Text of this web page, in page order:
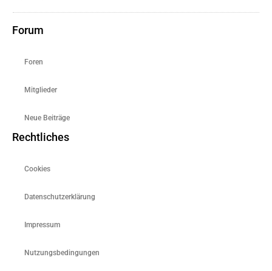
Forum
Foren
Mitglieder
Neue Beiträge
Rechtliches
Cookies
Datenschutzerklärung
Impressum
Nutzungsbedingungen